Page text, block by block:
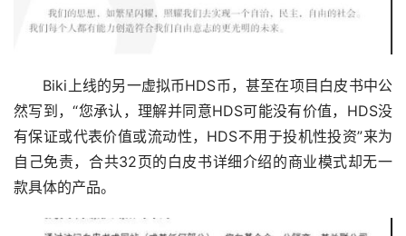
Biki上线的另一虚拟币HDS币，甚至在项目白皮书中公
然写到，“您承认，理解并同意HDS可能没有价值，HDS没
有保证或代表价值或流动性，HDS不用于投机性投资”来为
自己免责，合共32页的白皮书详细介绍的商业模式却无一
款具体的产品。